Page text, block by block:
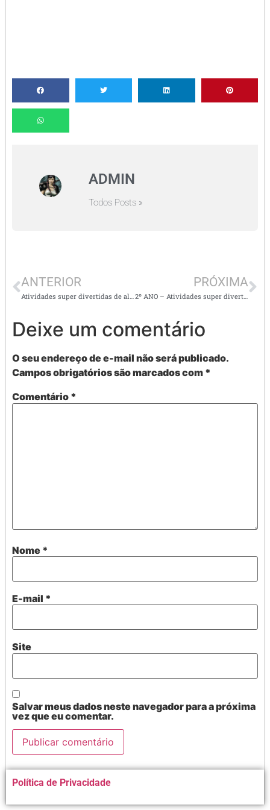
ADMIN
Todos Posts »
ANTERIOR
Atividades super divertidas de alfabetização Nº 2
PRÓXIMA
2º ANO – Atividades super divertidas de alfabetização II
Deixe um comentário
O seu endereço de e-mail não será publicado.
Campos obrigatórios são marcados com *
Comentário *
Nome *
E-mail *
Site
Salvar meus dados neste navegador para a próxima
vez que eu comentar.
Alternative:
Política de Privacidade